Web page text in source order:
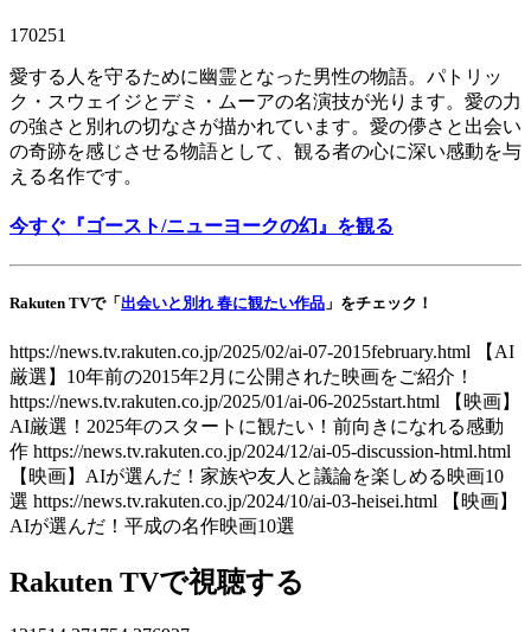
170251
愛する人を守るために幽霊となった男性の物語。パトリッ
ク・スウェイジとデミ・ムーアの名演技が光ります。愛の力
の強さと別れの切なさが描かれています。愛の儚さと出会い
の奇跡を感じさせる物語として、観る者の心に深い感動を与
える名作です。
今すぐ『ゴースト/ニューヨークの幻』を観る
Rakuten TVで「 出会いと別れ 春に観たい作品 」をチェック！
https://news.tv.rakuten.co.jp/2025/02/ai-07-2015february.html 【AI
厳選】10年前の2015年2月に公開された映画をご紹介！
https://news.tv.rakuten.co.jp/2025/01/ai-06-2025start.html 【映画】
AI厳選！2025年のスタートに観たい！前向きになれる感動
作 https://news.tv.rakuten.co.jp/2024/12/ai-05-discussion-html.html
【映画】AIが選んだ！家族や友人と議論を楽しめる映画10
選 https://news.tv.rakuten.co.jp/2024/10/ai-03-heisei.html 【映画】
AIが選んだ！平成の名作映画10選
Rakuten TVで視聴する